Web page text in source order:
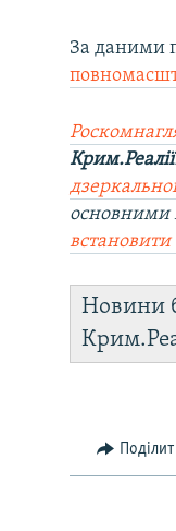
За даними
Крим.Реалії
основними
встановити
Новини